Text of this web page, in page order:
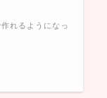
れるようになっ